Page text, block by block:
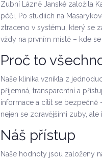
Zubní Lázně Janské založila
péči. Po studiích na
ztraceno v systému, který se
vždy na prvním místě – kde
Proč to
Naše klinika vznikla z
příjemná, transparentní a
informace a cítit se bezpečně
nejen se zdravějšími zuby, ale
Náš přístup
Naše hodnoty jsou založeny